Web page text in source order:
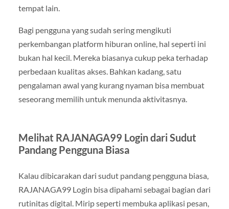
tempat lain.
Bagi pengguna yang sudah sering mengikuti
perkembangan platform hiburan online, hal seperti ini
bukan hal kecil. Mereka biasanya cukup peka terhadap
perbedaan kualitas akses. Bahkan kadang, satu
pengalaman awal yang kurang nyaman bisa membuat
seseorang memilih untuk menunda aktivitasnya.
Melihat RAJANAGA99 Login dari Sudut
Pandang Pengguna Biasa
Kalau dibicarakan dari sudut pandang pengguna biasa,
RAJANAGA99 Login bisa dipahami sebagai bagian dari
rutinitas digital. Mirip seperti membuka aplikasi pesan,